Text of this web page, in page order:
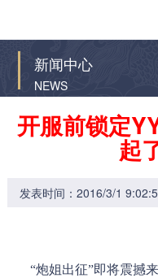
新闻中心
NEWS
开服前锁定
起
发表时间：2016/3/1
“炮姐出征”即将震撼来